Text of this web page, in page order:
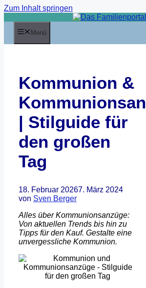
Zum Inhalt springen
Menü
Kommunion &
| Stilguide für
den großen
Tag
18. Februar 20267. März 2024
von Sven Berger
Alles über Kommunionsanzüge:
Von aktuellen Trends bis hin zu
Tipps für den Kauf. Gestalte eine
unvergessliche Kommunion.